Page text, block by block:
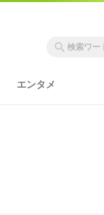
エンタメ